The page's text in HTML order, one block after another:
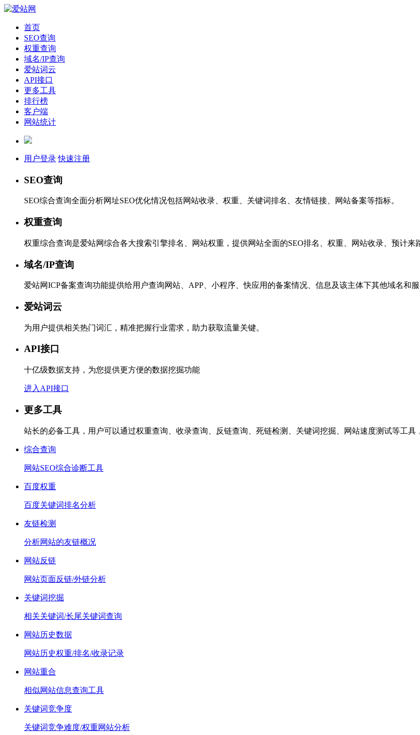
首页
SEO查询
权重查询
域名/IP查询
爱站词云
API接口
更多工具
排行榜
客户端
网站统计
用户登录 快速注册
SEO查询
SEO综合查询全面分析网址SEO优化情况包括网站收录、权重、关键词排名、友情链接、网站备案等指标。
权重查询
权重综合查询是爱站网综合各大搜索引擎排名、网站权重，提供网站全面的SEO排名、权重、网站收录、预计来
域名/IP查询
爱站网ICP备案查询功能提供给用户查询网站、APP、小程序、快应用的备案情况、信息及该主体下其他域名和服
爱站词云
为用户提供相关热门词汇，精准把握行业需求，助力获取流量关键。
API接口
十亿级数据支持，为您提供更方便的数据挖掘功能
进入API接口
更多工具
站长的必备工具，用户可以通过权重查询、收录查询、反链查询、死链检测、关键词挖掘、网站速度测试等工具
综合查询
网站SEO综合诊断工具
百度权重
百度关键词排名分析
友链检测
分析网站的友链概况
网站反链
网站页面反链/外链分析
关键词挖掘
相关关键词/长尾关键词查询
网站历史数据
网站历史权重/排名/收录记录
网站重合
相似网站信息查询工具
关键词竞争度
关键词竞争难度/权重网站分析